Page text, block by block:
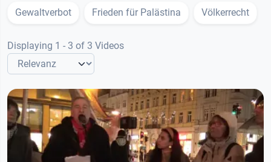
Gewaltverbot Frieden für Palästina Völkerrecht
Displaying 1 - 3 of 3 Videos